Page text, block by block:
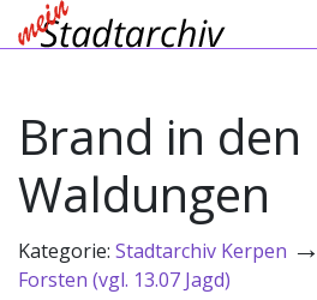
Brand in den
Waldungen
Kategorie: Stadtarchiv Kerpen →
Forsten (vgl. 13.07 Jagd)